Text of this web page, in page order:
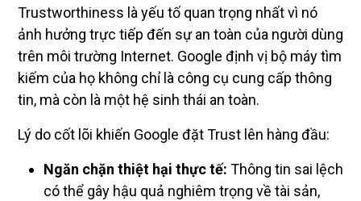
Trustworthiness là yếu tố quan trọng nhất vì nó
ảnh hưởng trực tiếp đến sự an toàn của người dùng
trên môi trường Internet. Google định vị bộ máy tìm
kiếm của họ không chỉ là công cụ cung cấp thông
tin, mà còn là một hệ sinh thái an toàn.
Lý do cốt lõi khiến Google đặt Trust lên hàng đầu:
Ngăn chặn thiệt hại thực tế: Thông tin sai lệch
có thể gây hậu quả nghiêm trọng về tài sản,